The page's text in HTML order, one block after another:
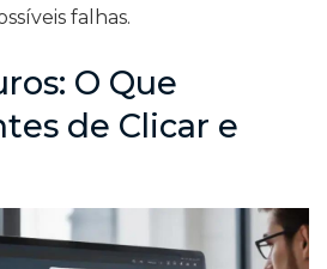
falhas.
O Que
de Clicar e